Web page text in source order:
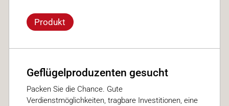
Produkt
Geflügelproduzenten gesucht
Packen Sie die Chance. Gute
Verdienstmöglichkeiten, tragbare Investitionen, eine